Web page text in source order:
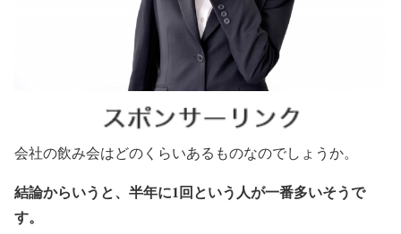
会社の飲み会はどのくらいあるものなのでしょうか。
結論からいうと、半年に1回という人が一番多いそうで
す。